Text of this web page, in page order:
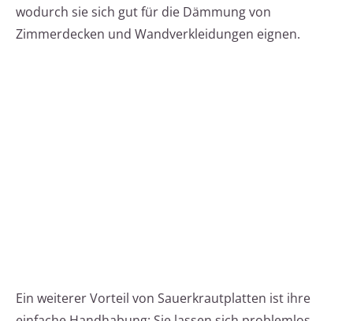
wodurch sie sich gut für die Dämmung von
Zimmerdecken und Wandverkleidungen eignen.
Ein weiterer Vorteil von Sauerkrautplatten ist ihre